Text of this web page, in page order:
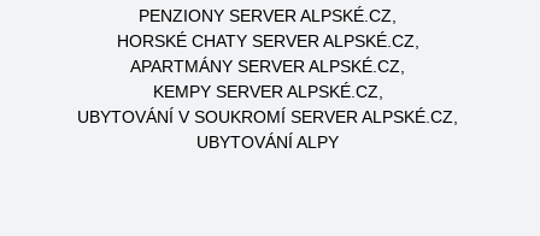
PENZIONY SERVER ALPSKÉ.CZ
HORSKÉ CHATY SERVER ALPSKÉ.CZ
APARTMÁNY SERVER ALPSKÉ.CZ
KEMPY SERVER ALPSKÉ.CZ
UBYTOVÁNÍ V SOUKROMÍ SERVER ALPSKÉ.CZ
UBYTOVÁNÍ ALPY